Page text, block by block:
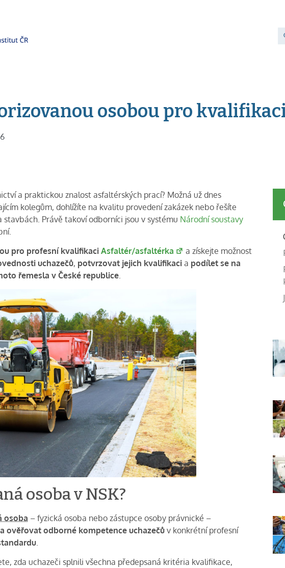
osobou pro
a praktickou znalost asfaltérských prací? Možná už dnes
kolegům, dohlížíte na kvalitu provedení zakázek nebo řešíte
Právě takoví odborníci jsou v systému Národní soustavy
pro profesní kvalifikaci Asfaltér/asfaltérka
a získejte možnost
uchazečů, potvrzovat jejich kvalifikaci a podílet se na
řemesla v České republice.
osoba v NSK?
osoba – fyzická osoba nebo zástupce osoby právnické –
ověřovat odborné kompetence uchazečů v konkrétní profesní
zda uchazeči splnili všechna předepsaná kritéria kvalifikace,